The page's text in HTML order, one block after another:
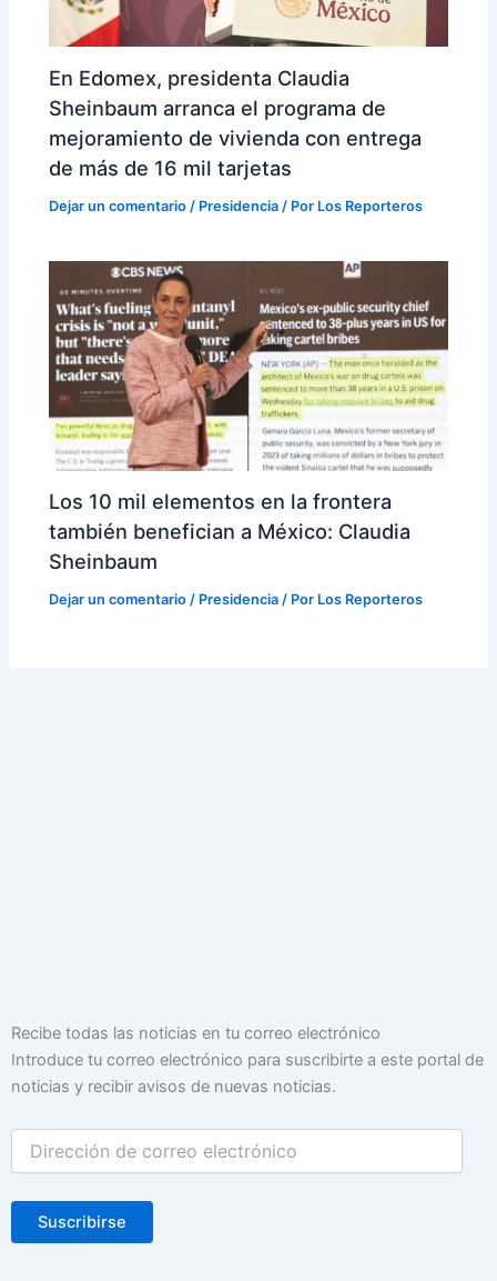
En Edomex, presidenta Claudia
Sheinbaum arranca el programa de
mejoramiento de vivienda con entrega
de más de 16 mil tarjetas
Dejar un comentario / Presidencia / Por Los Reporteros
Los 10 mil elementos en la frontera
también benefician a México: Claudia
Sheinbaum
Dejar un comentario / Presidencia / Por Los Reporteros
Recibe todas las noticias en tu correo electrónico
Introduce tu correo electrónico para suscribirte a este portal de
noticias y recibir avisos de nuevas noticias.
Dirección
de
electrónico
Suscribirse